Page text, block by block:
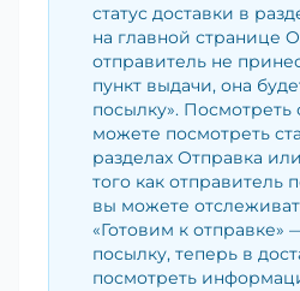
статус доставки в
на главной странице
отправитель не
пункт выдачи, она
посылку». Посмотреть
можете посмотреть
разделах Отправка
того как отправитель
вы можете
«Готовим к
посылку, теперь в
посмотреть